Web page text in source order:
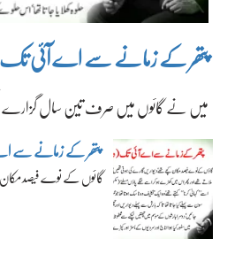
پتھر کے زمانے سے اے آئی
میں نے گائوں میں صرف تین سال
پتھر کے زمانے
گائوں کے نوے فیصد